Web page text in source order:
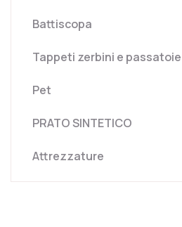
Battiscopa
Tappeti zerbini e passatoie
Pet
PRATO SINTETICO
Attrezzature